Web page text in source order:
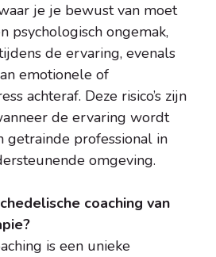
je je bewust van moet
psychologisch ongemak,
de ervaring, evenals
emotionele of
achteraf. Deze risico’s zijn
de ervaring wordt
getrainde professional in
omgeving.
coaching van
is een unieke